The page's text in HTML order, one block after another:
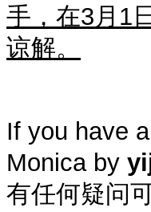
手，在3月1
谅解。
If you have
Monica by
有任何疑问